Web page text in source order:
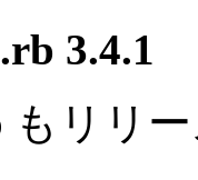
3.4.1
もリリ